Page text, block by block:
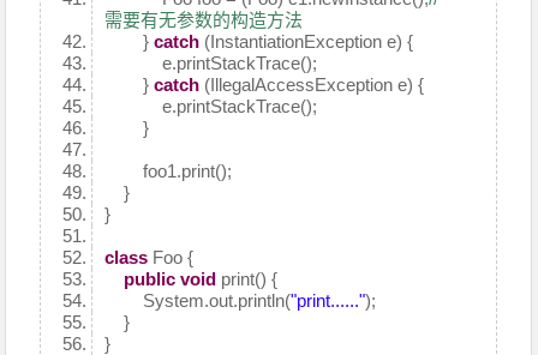
需要有无参数的构造方法
}catch (InstantiationException e) {
e.printStackTrace();
}catch (IllegalAccessException e) {
e.printStackTrace();
}
foo1.print();
}
}
class Foo {
public void print() {
System.out.println("print......");
}
}